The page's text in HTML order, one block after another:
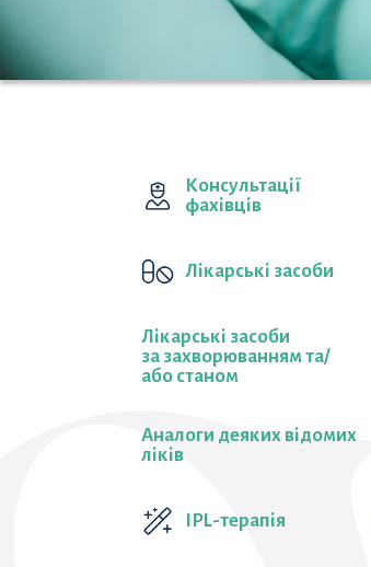
Консультації
фахівців
Лікарські засоби
Лікарські засоби
за захворюванням та/
або станом
Аналоги деяких відомих
ліків
IPL-терапія